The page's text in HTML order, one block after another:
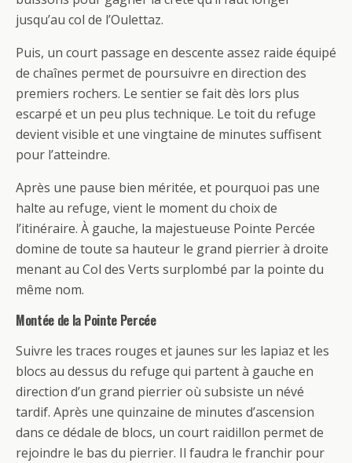
jusqu’au col de l’Oulettaz.
Puis, un court passage en descente assez raide équipé
de chaînes permet de poursuivre en direction des
premiers rochers. Le sentier se fait dès lors plus
escarpé et un peu plus technique. Le toit du refuge
devient visible et une vingtaine de minutes suffisent
pour l’atteindre.
Après une pause bien méritée, et pourquoi pas une
halte au refuge, vient le moment du choix de
l’itinéraire. À gauche, la majestueuse Pointe Percée
domine de toute sa hauteur le grand pierrier à droite
menant au Col des Verts surplombé par la pointe du
même nom.
Montée de la Pointe Percée
Suivre les traces rouges et jaunes sur les lapiaz et les
blocs au dessus du refuge qui partent à gauche en
direction d’un grand pierrier où subsiste un névé
tardif. Après une quinzaine de minutes d’ascension
dans ce dédale de blocs, un court raidillon permet de
rejoindre le bas du pierrier. Il faudra le franchir pour